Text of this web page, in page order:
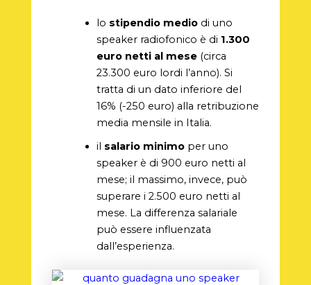
lo stipendio mediodi uno
speaker radiofonico è di 1.300
euro netti al mese(circa
23.300 euro lordi l’anno). Si
tratta di un dato inferiore del
16% (-250 euro) alla retribuzione
media mensile in Italia.
il salario minimoper uno
speaker è di 900 euro netti al
mese; il massimo, invece, può
superare i 2.500 euro netti al
mese. La differenza salariale
può essere influenzata
dall’esperienza.